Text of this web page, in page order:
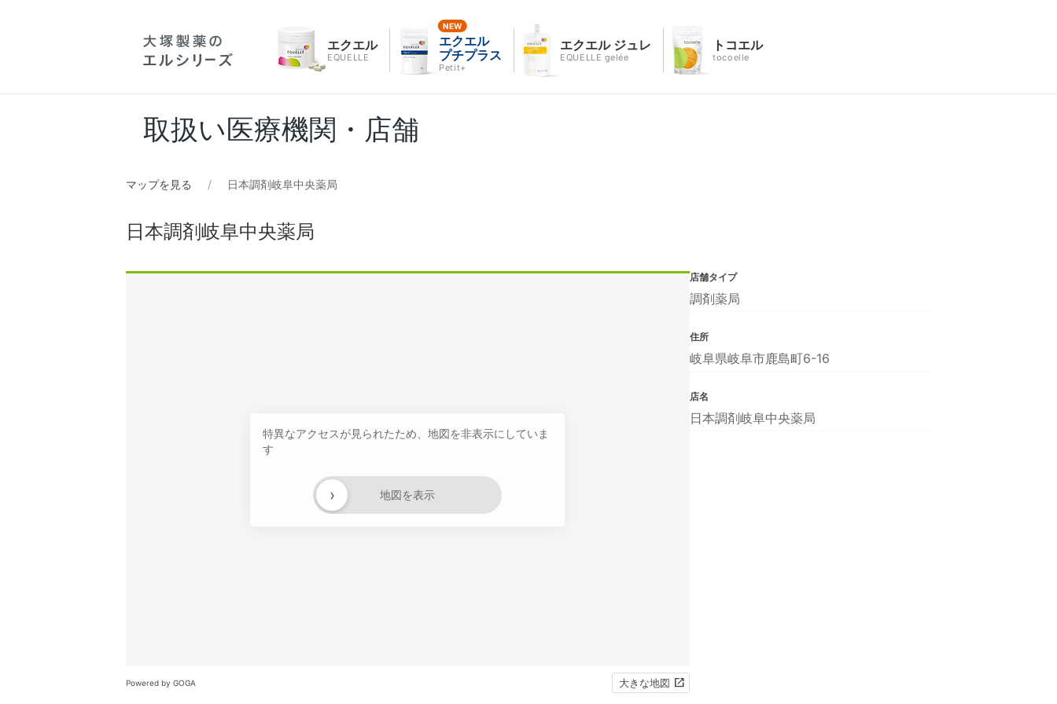
エクエル
EQUELLE
エクエル
プチプラス
Petit+
エクエル ジュレ
EQUELLE gelée
トコエル
tocoelle
取扱い医療機関・店舗
マップを見る 日本調剤岐阜中央薬局
日本調剤岐阜中央薬局
特異なアクセスが見られたため、地図を非表示にしていま
す
地図を表示
›
Powered by GOGA 大きな地図
店舗タイプ
調剤薬局
住所
岐阜県岐阜市鹿島町6-16
店名
日本調剤岐阜中央薬局